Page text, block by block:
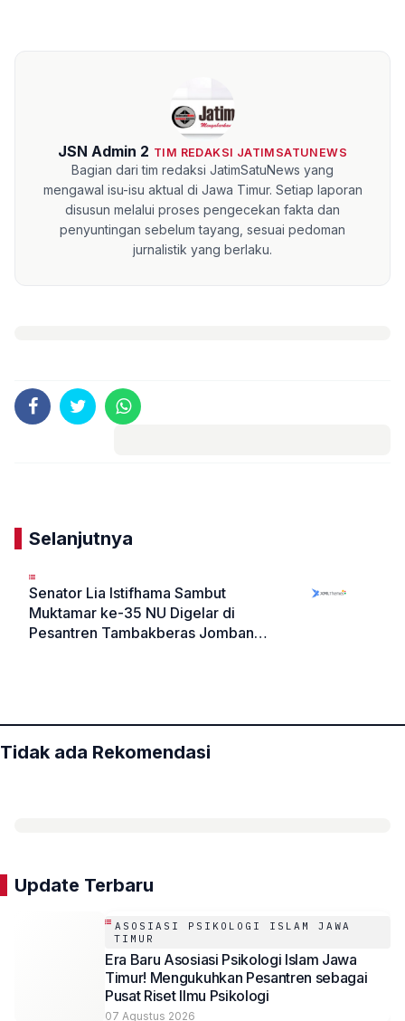
JSN Admin 2 TIM REDAKSI JATIMSATUNEWS
Bagian dari tim redaksi JatimSatuNews yang
mengawal isu-isu aktual di Jawa Timur. Setiap laporan
disusun melalui proses pengecekan fakta dan
penyuntingan sebelum tayang, sesuai pedoman
jurnalistik yang berlaku.
Selanjutnya
Senator Lia Istifhama Sambut
Muktamar ke-35 NU Digelar di
Pesantren Tambakberas Jombang:
Tidak ada Rekomendasi
Update Terbaru
ASOSIASI PSIKOLOGI ISLAM JAWA
TIMUR
Era Baru Asosiasi Psikologi Islam Jawa
Timur! Mengukuhkan Pesantren sebagai
Pusat Riset Ilmu Psikologi
07 Agustus 2026